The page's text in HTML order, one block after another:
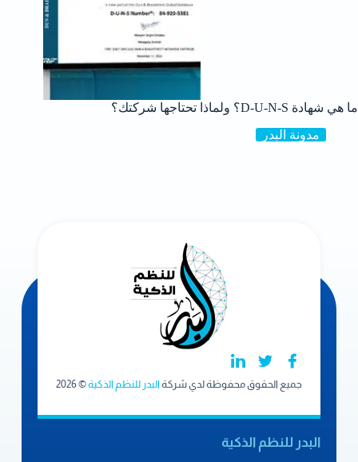
ما هي شهادة D-U-N-S؟ ولماذا تحتاجها شركتك؟
مدونة البدر
جميع الحقوق محفوظة لدي شركة البدر للنظم الذكية© 2026
البدر للنظم الذكية